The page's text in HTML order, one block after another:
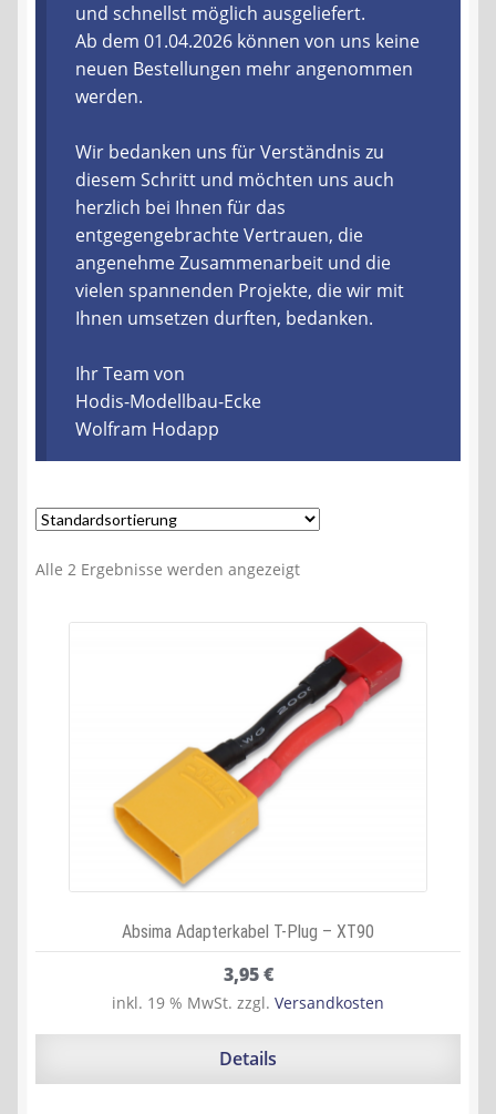
Lieferzeit & Verfügbarkeit
Gutschein
Batterien- und Akku Verordnung
Elektro- und Elektronikgeräte Verordnung
Öle- und Schmierstoff Verordnung
Vereine & Foren
Kontakt
und schnellst möglich ausgeliefert.
Ab dem 01.04.2026 können von uns keine
neuen Bestellungen mehr angenommen
werden.
Wir bedanken uns für Verständnis zu
diesem Schritt und möchten uns auch
herzlich bei Ihnen für das
entgegengebrachte Vertrauen, die
angenehme Zusammenarbeit und die
vielen spannenden Projekte, die wir mit
Ihnen umsetzen durften, bedanken.
Ihr Team von
Hodis-Modellbau-Ecke
Wolfram Hodapp
Alle 2 Ergebnisse werden angezeigt
Absima Adapterkabel T-Plug – XT90
3,95€
inkl. 19 % MwSt. zzgl. Versandkosten
Details